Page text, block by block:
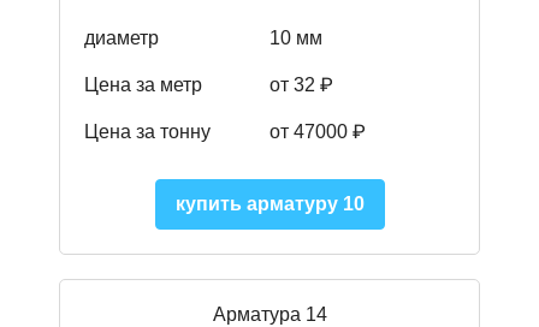
диаметр 10 мм
Цена за метр от 32 ₽
Цена за тонну от 47000 ₽
купить арматуру 10
Арматура 14